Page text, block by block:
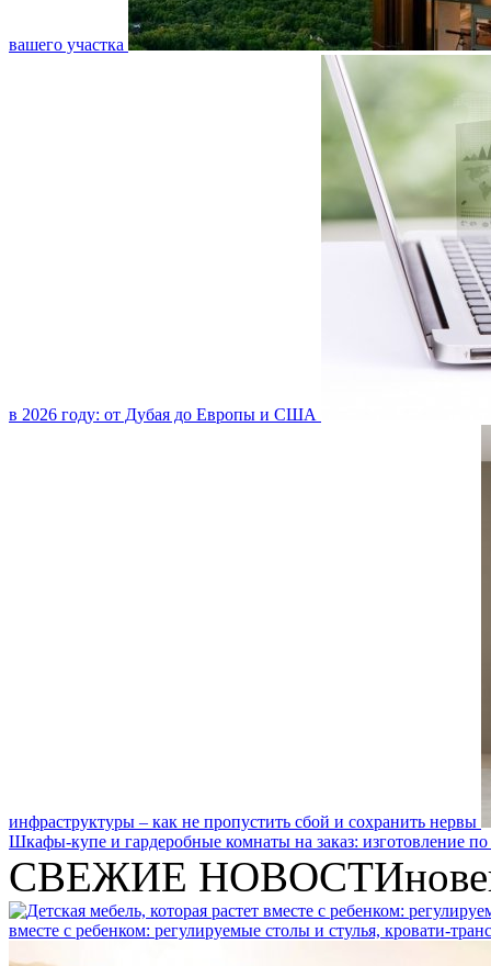
вашего участка
в 2026 году: от Дубая до Европы и США
инфраструктуры – как не пропустить сбой и сохранить нервы
Шкафы-купе и гардеробные комнаты на заказ: изготовление по
СВЕЖИЕ НОВОСТИ
вместе с ребенком: регулируемые столы и стулья, кровати-